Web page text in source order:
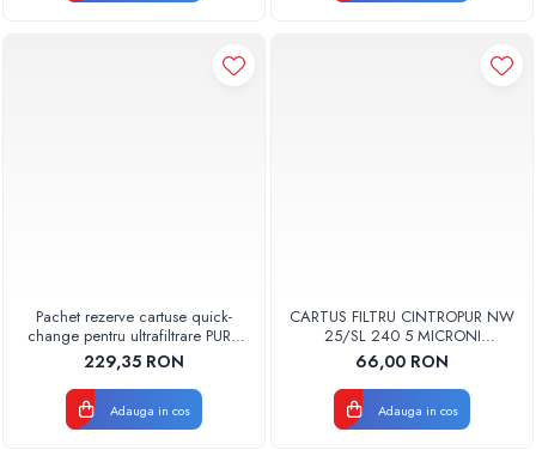
Pachet rezerve cartuse quick-
change pentru ultrafiltrare PUR4
Aquapur Valhoh Valrom
recomandat pentru 3-6 luni fara
membrana
229,35 RON
Adauga in cos
CARTUS FILTRU CINTROPUR NW
25/SL 240 5 MICRONI
MANSOANE FILTRARE SET 5BUC
66,00 RON
Adauga in cos